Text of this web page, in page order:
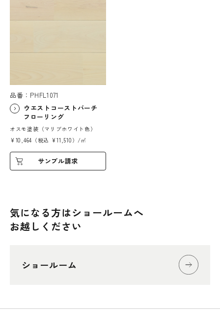
品番：PHFL1071
ウエストコーストバーチ
フローリング
オスモ塗装（マリブホワイト色）
¥10,464（税込 ¥11,510）/㎡
サンプル請求
気になる方はショールームへ
お越しください
ショールーム